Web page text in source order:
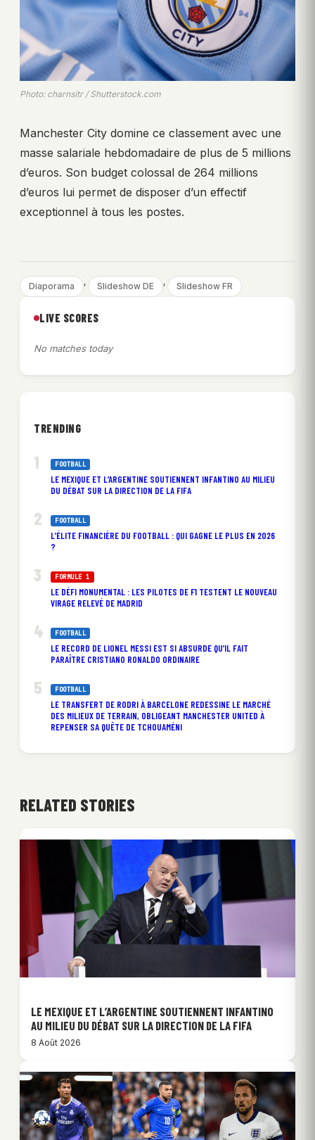
Photo: charnsitr / Shutterstock.com
Manchester City domine ce classement avec une
masse salariale hebdomadaire de plus de 5 millions
d’euros. Son budget colossal de 264 millions
d’euros lui permet de disposer d’un effectif
exceptionnel à tous les postes.
Diaporama , Slideshow DE , Slideshow FR
LIVE SCORES
No matches today
TRENDING
FOOTBALL
LE MEXIQUE ET L’ARGENTINE SOUTIENNENT INFANTINO AU MILIEU
DU DÉBAT SUR LA DIRECTION DE LA FIFA
FOOTBALL
L’ÉLITE FINANCIÈRE DU FOOTBALL : QUI GAGNE LE PLUS EN 2026
?
FORMULE 1
LE DÉFI MONUMENTAL : LES PILOTES DE F1 TESTENT LE NOUVEAU
VIRAGE RELEVÉ DE MADRID
FOOTBALL
LE RECORD DE LIONEL MESSI EST SI ABSURDE QU’IL FAIT
PARAÎTRE CRISTIANO RONALDO ORDINAIRE
FOOTBALL
LE TRANSFERT DE RODRI À BARCELONE REDESSINE LE MARCHÉ
DES MILIEUX DE TERRAIN, OBLIGEANT MANCHESTER UNITED À
REPENSER SA QUÊTE DE TCHOUAMÉNI
RELATED STORIES
LE MEXIQUE ET L’ARGENTINE SOUTIENNENT INFANTINO
AU MILIEU DU DÉBAT SUR LA DIRECTION DE LA FIFA
8 Août 2026